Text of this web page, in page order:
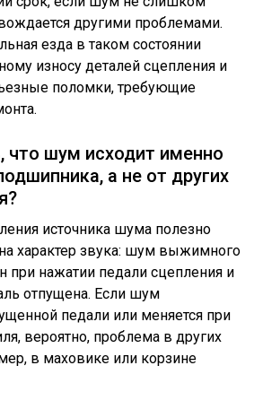
другими проблемами.
езда в таком состоянии
износу деталей сцепления и
поломки, требующие
что шум исходит именно
а не от других
источника шума полезно
характер звука: шум выжимного
нажатии педали сцепления и
отпущена. Если шум
педали или меняется при
вероятно, проблема в других
в маховике или корзине